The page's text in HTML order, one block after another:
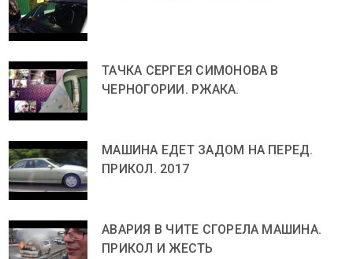
ТАЧКА СЕРГЕЯ СИМОНОВА В
ЧЕРНОГОРИИ. РЖАКА.
МАШИНА ЕДЕТ ЗАДОМ НА ПЕРЕД.
ПРИКОЛ. 2017
АВАРИЯ В ЧИТЕ СГОРЕЛА МАШИНА.
ПРИКОЛ И ЖЕСТЬ